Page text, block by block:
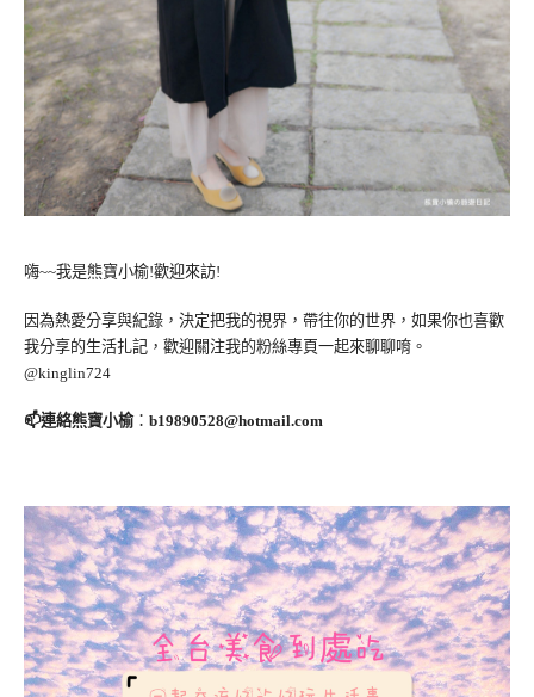
嗨~~我是熊寶小榆!歡迎來訪!
因為熱愛分享與紀錄，決定把我的視界，帶往你的世界，如果你也喜歡
我分享的生活扎記，歡迎關注我的粉絲專頁一起來聊聊唷。
@kinglin724
📫連絡熊寶小榆： b19890528@hotmail.com